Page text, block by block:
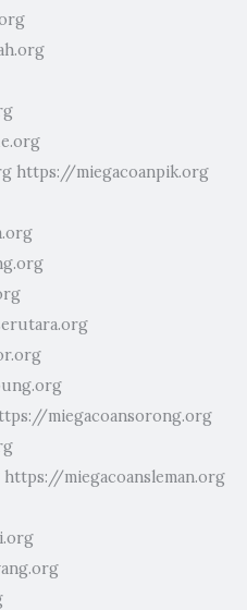
https://miegacoanpik.org
miegacoansorong.org
https://miegacoansleman.org